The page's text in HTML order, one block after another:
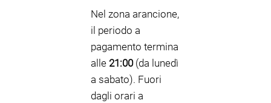
Nel zona arancione,
il periodo a
pagamento termina
alle 21:00(da lunedì
a sabato). Fuori
dagli orari a